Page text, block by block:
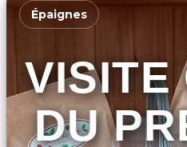
Épaignes
VISITE
DU